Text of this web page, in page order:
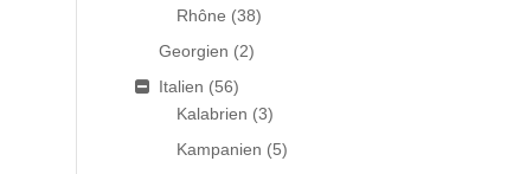
Rhône (38)
Georgien (2)
Italien (56)
Kalabrien (3)
Kampanien (5)